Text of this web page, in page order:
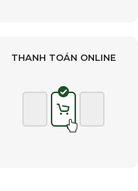
THANH TOÁN ONLINE